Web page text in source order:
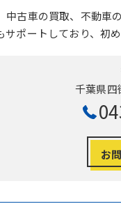
中古車の買取、不動車
サポートしており、初
千葉県四
お